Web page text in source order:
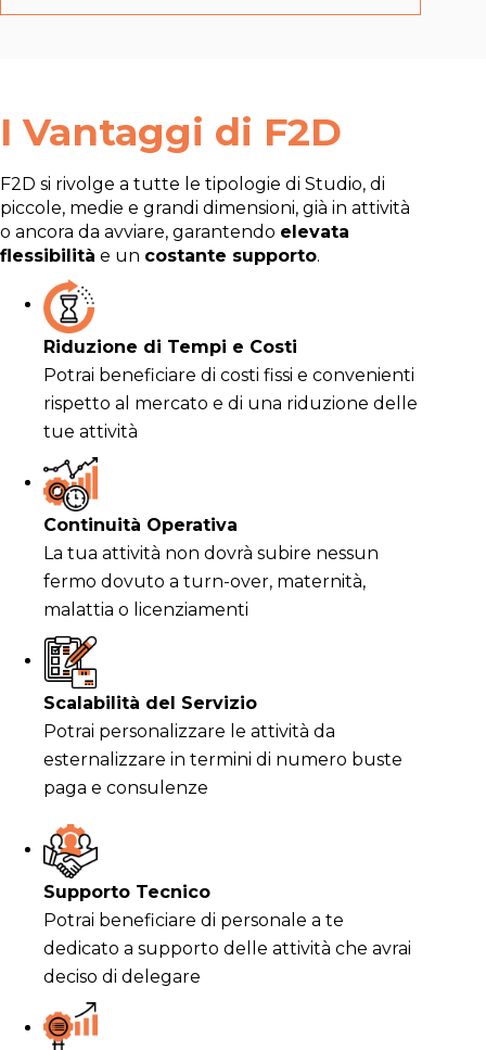
I Vantaggi di F2D
F2D si rivolge a tutte le tipologie di Studio, di
piccole, medie e grandi dimensioni, già in attività
o ancora da avviare, garantendo elevata
flessibilità e un costante supporto.
Riduzione di Tempi e Costi
Potrai beneficiare di costi fissi e convenienti
rispetto al mercato e di una riduzione delle
tue attività
Continuità Operativa
La tua attività non dovrà subire nessun
fermo dovuto a turn-over, maternità,
malattia o licenziamenti
Scalabilità del Servizio
Potrai personalizzare le attività da
esternalizzare in termini di numero buste
paga e consulenze
Supporto Tecnico
Potrai beneficiare di personale a te
dedicato a supporto delle attività che avrai
deciso di delegare